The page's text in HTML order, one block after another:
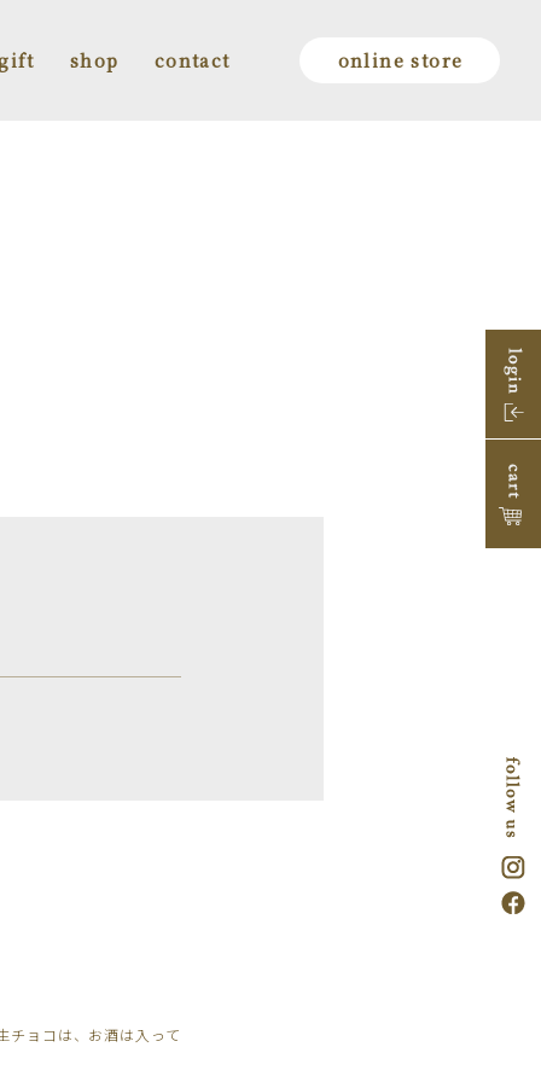
shop contact online store
チョコは、お酒は入って